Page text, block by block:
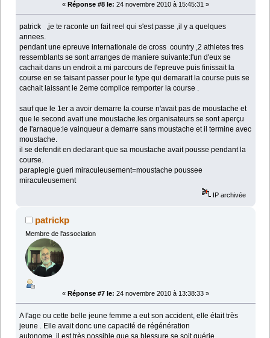
« Réponse #8 le: 24 novembre 2010 à 15:45:31 »
patrick ,je te raconte un fait reel qui s'est passe ,il y a quelques
annees.
pendant une epreuve internationale de cross country ,2 athletes tres
ressemblants se sont arranges de maniere suivante:l'un d'eux se
cachait dans un endroit a mi parcours de l'epreuve puis finissait la
course en se faisant passer pour le type qui demarait la course puis se
cachait laissant le 2eme complice remporter la course .
sauf que le 1er a avoir demarre la course n'avait pas de moustache et
que le second avait une moustache.les organisateurs se sont aperçu
de l'arnaque:le vainqueur a demarre sans moustache et il termine avec
moustache.
il se defendit en declarant que sa moustache avait pousse pendant la
course.
paraplegie gueri miraculeusement=moustache poussee
miraculeusement
IP archivée
patrickp
Membre de l'association
« Réponse #7 le: 24 novembre 2010 à 13:38:33 »
A l'age ou cette belle jeune femme a eut son accident, elle était très
jeune . Elle avait donc une capacité de régénération